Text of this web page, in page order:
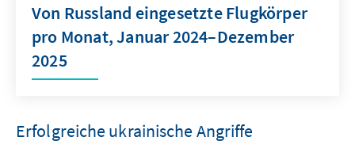
Von Russland eingesetzte Flugkörper
pro Monat, Januar 2024–Dezember
2025
Erfolgreiche ukrainische Angriffe